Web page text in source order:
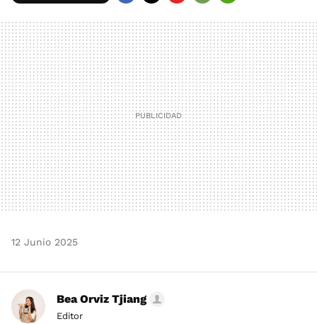
MAIL
12 Junio 2025
Bea Orviz Tjiang
Editor